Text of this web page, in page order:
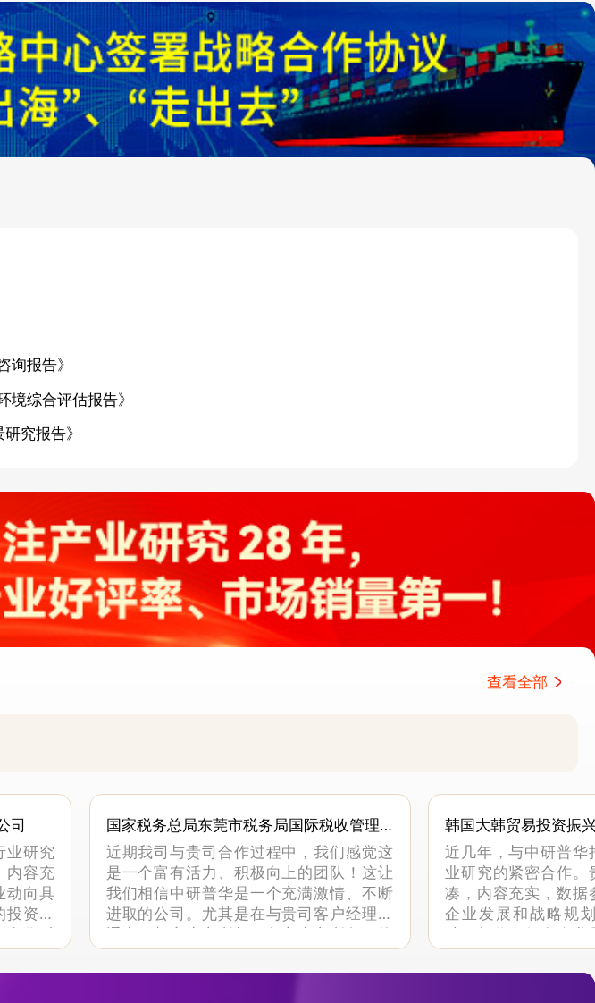
询报告》
综合评估报告》
究报告》
查看全部
司
业研究
内容充
动向具
资决
量均满
国家税务总局东莞市税务局国际税收管理
科
近期我司与贵司合作过程中，我们感觉这
是一个富有活力、积极向上的团队！这让
我们相信中研普华是一个充满激情、不断
进取的公司。尤其是在与贵司客户经理沟
现了良好的职业性和服务意识，希望能在
以后的合作中保持...
韩国大韩贸易投资振
近几年，与中研普华
业研究的紧密合作。
凑，内容充实，数据
企业发展和战略规
分析公司协助和支持
户报告需求的延伸服